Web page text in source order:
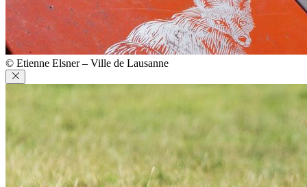
© Etienne Elsner – Ville de Lausanne